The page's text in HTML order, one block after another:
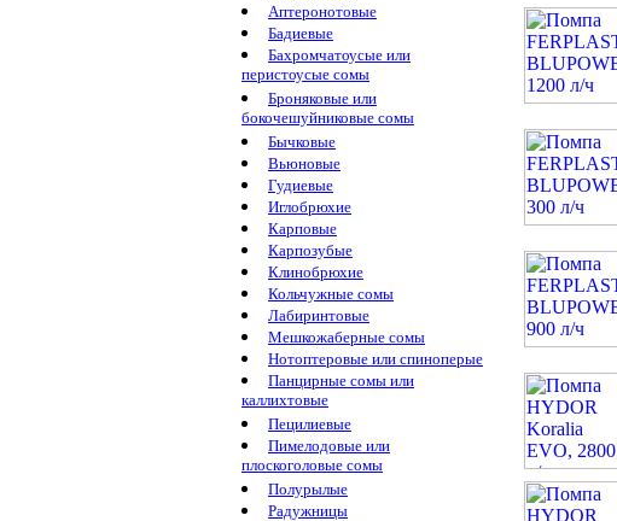
Аптеронотовые
Бадиевые
Бахромчатоусые или
перистоусые сомы
Броняковые или
бокочешуйниковые сомы
Бычковые
Вьюновые
Гудиевые
Иглобрюхие
Карповые
Карпозубые
Клинобрюхие
Кольчужные сомы
Лабиринтовые
Мешкожаберные сомы
Нотоптеровые или спиноперые
Панцирные сомы или
каллихтовые
Пецилиевые
Пимелодовые или
плоскоголовые сомы
Полурылые
Радужницы